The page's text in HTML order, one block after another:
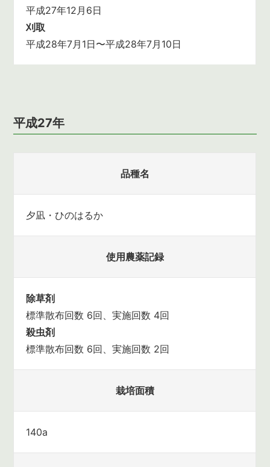
平成27年12月6日
刈取
平成28年7月1日〜平成28年7月10日
平成27年
品種名
夕凪・ひのはるか
使用農薬記録
除草剤
標準散布回数 6回、実施回数 4回
殺虫剤
標準散布回数 6回、実施回数 2回
栽培面積
140a